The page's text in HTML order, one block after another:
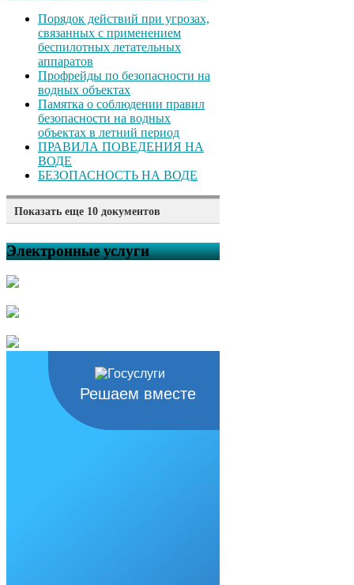
Порядок действий при угрозах,
связанных с применением
беспилотных летательных
аппаратов
Профрейды по безопасности на
водных объектах
Памятка о соблюдении правил
безопасности на водных
объектах в летний период
ПРАВИЛА ПОВЕДЕНИЯ НА
ВОДЕ
БЕЗОПАСНОСТЬ НА ВОДЕ
Показать еще 10 документов
поведении детей на воде!
Жаркие дни мая — повод
мероприятий по созданию
условий для реализации мер,
направленных на укрепление
межнационального и
межконфессионального согласия,
Электронные услуги
Решаем вместе